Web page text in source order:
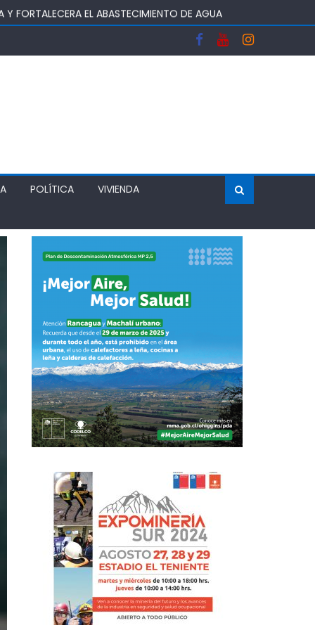
FORTALECERA EL ABASTECIMIENTO DE AGUA
DEL SISTEMA FRONTAL Y APOYAR AL SECTOR
POLÍTICA VIVIENDA